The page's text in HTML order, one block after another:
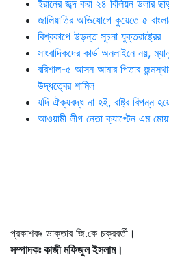
ইরানের জব্দ করা ২৪ বিলিয়ন ডলার
জালিয়াতির অভিযোগে কুয়েতে ৫
বিশ্বকাপে উড়ন্ত সূচনা যুক্তরাষ্ট্রের
সাংবাদিকদের কার্ড অনলাইনে নয়,
বরিশাল-৫ আসন আমার পিতার
উদ্ধত্বের শামিল
যদি ঐক্যবদ্ধ না হই, রাষ্ট্র বিপন্ন
আওয়ামী লীগ নেতা ক্যাপ্টেন এম
প্রকাশকঃ ডাক্তার জি.কে চক্রবর্তী।
সম্পাদকঃ কাজী মফিজুল ইসলাম।